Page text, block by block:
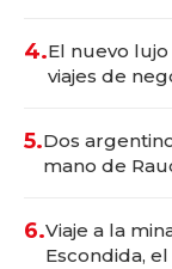
4.El nuevo
viajes de
5.Dos
mano de
6.Viaje a la
Escondida,